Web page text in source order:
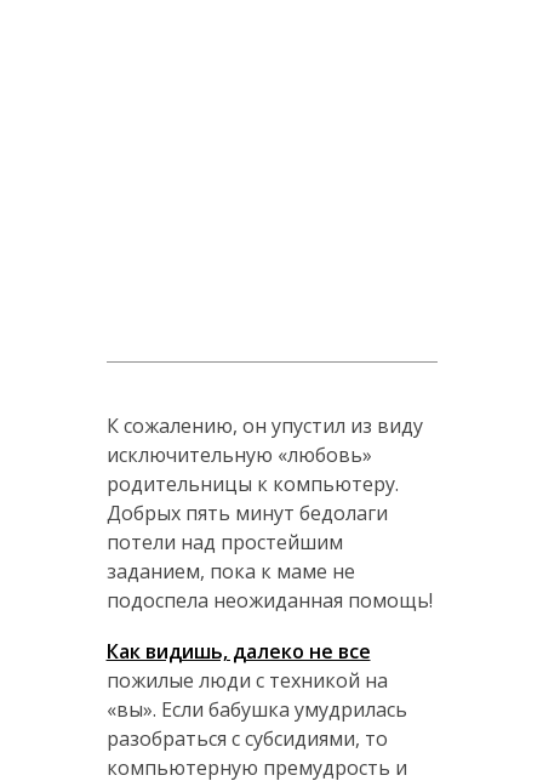
К сожалению, он упустил из виду
исключительную «любовь»
родительницы к компьютеру.
Добрых пять минут бедолаги
потели над простейшим
заданием, пока к маме не
подоспела неожиданная помощь!
Как видишь, далеко не все
пожилые люди с техникой на
«вы». Если бабушка умудрилась
разобраться с субсидиями, то
компьютерную премудрость и